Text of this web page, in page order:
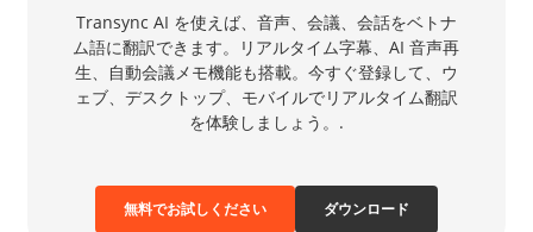
Transync AI を使えば、音声、会議、会話をベトナ
ム語に翻訳できます。リアルタイム字幕、AI 音声再
生、自動会議メモ機能も搭載。今すぐ登録して、ウ
ェブ、デスクトップ、モバイルでリアルタイム翻訳
を体験しましょう。.
無料でお試しください ダウンロード